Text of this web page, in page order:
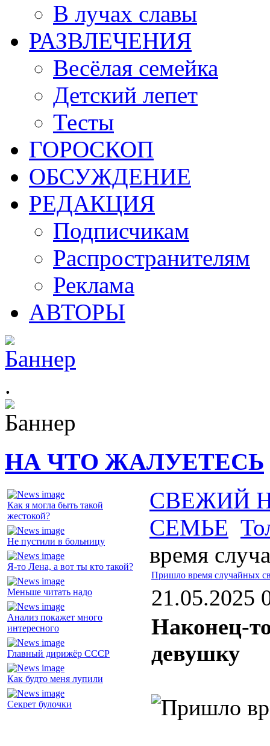
В лучах славы
РАЗВЛЕЧЕНИЯ
Весёлая семейка
Детский лепет
Тесты
ГОРОСКОП
ОБСУЖДЕНИЕ
РЕДАКЦИЯ
Подписчикам
Распространителям
Реклама
АВТОРЫ
.
НА ЧТО ЖАЛУЕТЕСЬ
Как я могла быть такой
жестокой?
Не пустили в больницу
Я-то Лена, а вот ты кто такой?
Меньше читать надо
Анализ покажет много
интересного
Главный дирижёр СССР
Как будто меня лупили
Секрет булочки
СВЕЖИЙ
СЕМЬЕ
время
Пришло время случайных
21.05.2025
Наконец-
девушку